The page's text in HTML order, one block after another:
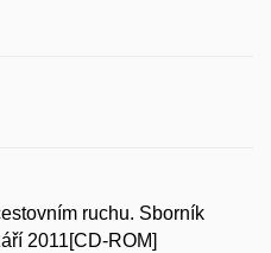
ruchu. Sborník
2011[CD-ROM]